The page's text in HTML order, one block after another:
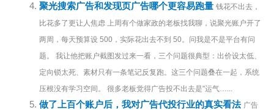
聚光搜索广告和发现页广告哪个更容易跑量 钱花不出去，
比花多了更让人焦虑 上周有个做家政的老板找我聊，说聚光账户开了
两周，每天预算设 500，实际花出去不到 50。问我是不是平台有问
题。 我让他把账户截图发过来一看，三个问题很典型：出价设太低、
定向锁太死、素材只有一条笔记反复跑。这三个问题叠在一起，系统
压根没有学习空间。 很多老板觉得广告投不出去是"运气…...
做了上百个账户后，我对广告代投行业的真实看法 广告